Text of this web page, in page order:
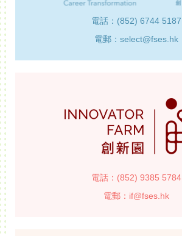
電話：(852) 6744 5187
電郵：select@fses.hk
電話：(852) 9385 5784
電郵：if@fses.hk